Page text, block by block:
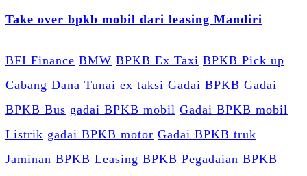
Take over bpkb mobil dari leasing Mandiri
BFI Finance BMW BPKB Ex Taxi BPKB Pick up
Cabang Dana Tunai ex taksi Gadai BPKB Gadai
BPKB Bus gadai BPKB mobil Gadai BPKB mobil
Listrik gadai BPKB motor Gadai BPKB truk
Jaminan BPKB Leasing BPKB Pegadaian BPKB